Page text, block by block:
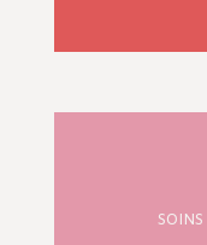
SOINS